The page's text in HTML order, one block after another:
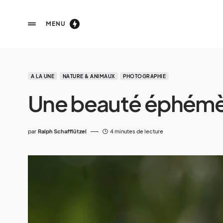
MENU
A LA UNE NATURE & ANIMAUX PHOTOGRAPHIE
Une beauté
par Ralph Schafflützel 4 minutes de lecture